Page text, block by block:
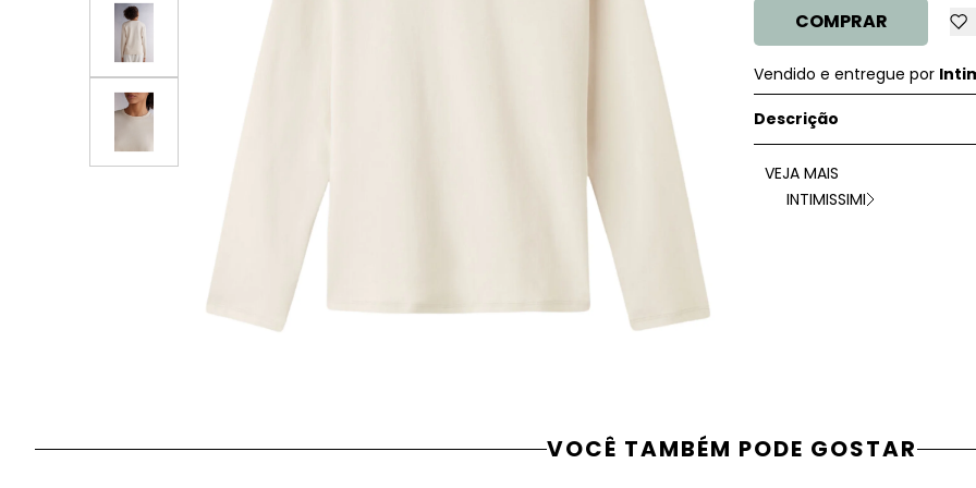
COMPRAR
Vendido e entregue por
Descrição
VEJA MAIS
INTIMISSIMI
VOCÊ TAMBÉM PODE GOSTAR